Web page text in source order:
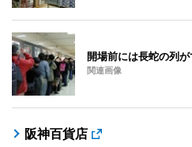
開場前には長蛇の列が
関連画像
阪神百貨店